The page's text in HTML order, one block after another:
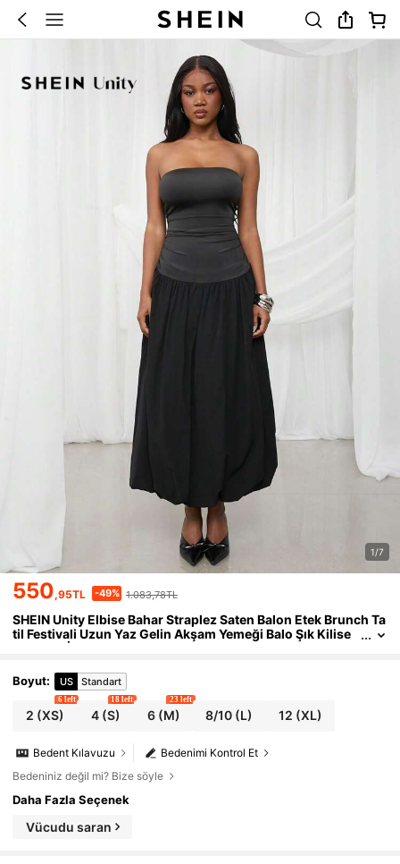
1/7
550,95TL -49% 1.083,78TL
SHEIN Unity Elbise Bahar Straplez Saten Balon Etek Brunch Ta
til Festivali Uzun Yaz Gelin Akşam Yemeği Balo Şık Kilise
Kadınlar İçin Saten Kıyafetler
Boyut: US Standart
2 (XS)
6 left
4(S)
18 left
6(M)
23 left
8/10 (L) 12 (XL)
Bedenimi Kontrol Et
Bedent Kılavuzu
Bedeniniz değil mi? Bize söyle
Daha Fazla Seçenek
Vücudu saran